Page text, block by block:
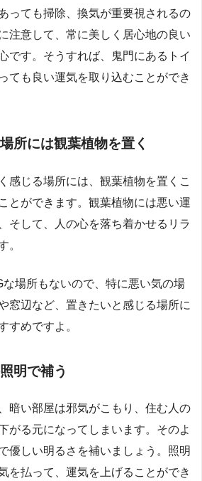
っても掃除、換気が重要視されるの
注意して、常に美しく居心地の良い
です。そうすれば、鬼門にあるトイ
ても良い運気を取り込むことができ
所には観葉植物を置く
感じる場所には、観葉植物を置くこ
とができます。観葉植物には悪い運
そして、人の心を落ち着かせるリラ
。
場所もないので、特に悪い気の場
窓辺など、置きたいと感じる場所に
すめですよ。
明で補う
暗い部屋は邪気がこもり、住む人の
がる元になってしまいます。そのよ
優しい明るさを補いましょう。照明
を払って、運気を上げることができ